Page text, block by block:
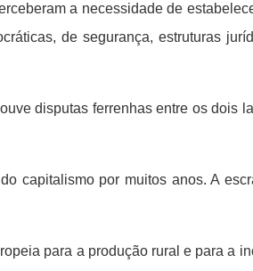
a necessidade de
de segurança, estruturas
disputas ferrenhas entre os dois
capitalismo por muitos anos. A
para a produção rural e para a